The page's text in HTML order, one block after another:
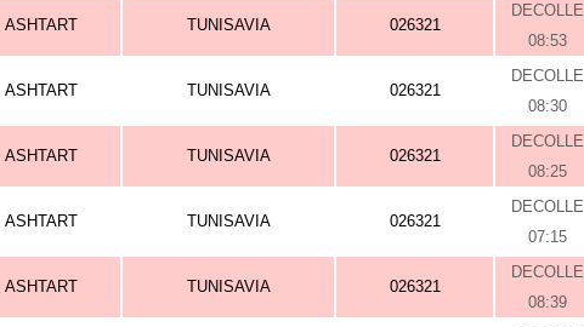
ASHTART TUNISAVIA 026321
DECOLLE
08:53
ASHTART TUNISAVIA 026321
DECOLLE
08:30
ASHTART TUNISAVIA 026321
DECOLLE
08:25
ASHTART TUNISAVIA 026321
DECOLLE
07:15
ASHTART TUNISAVIA 026321
DECOLLE
08:39